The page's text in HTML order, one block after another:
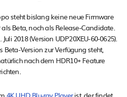
steht bislang keine neue Firmware
Beta, noch als Release-Candidate.
2018 (Version UDP20XEU-60-0625).
Version zur Verfügung steht,
nach dem HDR10+ Feature
4K UHD Blu-ray Playerist, der findet